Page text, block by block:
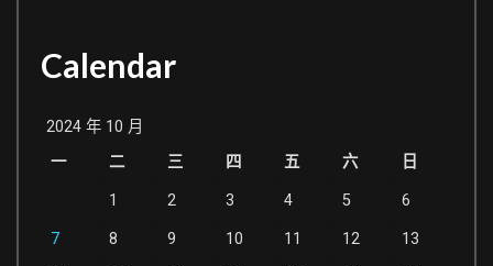
Calendar
2024 年 10 月
一
二 三 四 五 六 日
1 2 3 4 5 6
7 8 9 10 11 12 13